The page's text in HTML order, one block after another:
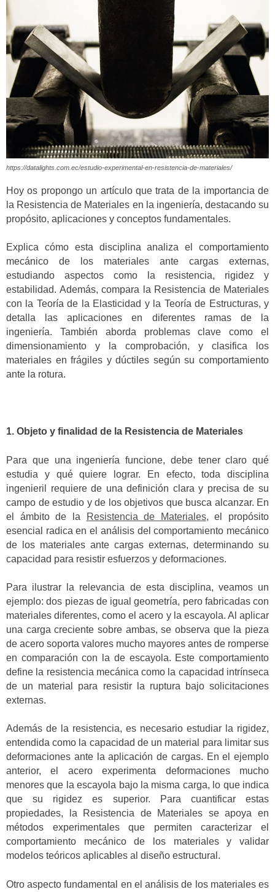
https://datalights.com.ec/estudio-experimental-en-resistencia-de-materiales/
Hoy os propongo un artículo que trata de la importancia de
la Resistencia de Materiales en la ingeniería, destacando su
propósito, aplicaciones y conceptos fundamentales.
Explica cómo esta disciplina analiza el comportamiento
mecánico de los materiales ante cargas externas,
estudiando aspectos como la resistencia, rigidez y
estabilidad. Además, compara la Resistencia de Materiales
con la Teoría de la Elasticidad y la Teoría de Estructuras, y
detalla las aplicaciones en diferentes ramas de la
ingeniería. También aborda problemas clave como el
dimensionamiento y la comprobación, y clasifica los
materiales en frágiles y dúctiles según su comportamiento
ante la rotura.
1. Objeto y finalidad de la Resistencia de Materiales
Para que una ingeniería funcione, debe tener claro qué
estudia y qué quiere lograr. En efecto, toda disciplina
ingenieril requiere de una definición clara y precisa de su
campo de estudio y de los objetivos que busca alcanzar. En
el ámbito de la
Resistencia de Materiales, el propósito
esencial radica en el análisis del comportamiento mecánico
de los materiales ante cargas externas, determinando su
capacidad para resistir esfuerzos y deformaciones.
Para ilustrar la relevancia de esta disciplina, veamos un
ejemplo: dos piezas de igual geometría, pero fabricadas con
materiales diferentes, como el acero y la escayola. Al aplicar
una carga creciente sobre ambas, se observa que la pieza
de acero soporta valores mucho mayores antes de romperse
en comparación con la de escayola. Este comportamiento
define la resistencia mecánica como la capacidad intrínseca
de un material para resistir la ruptura bajo solicitaciones
externas.
Además de la resistencia, es necesario estudiar la rigidez,
entendida como la capacidad de un material para limitar sus
deformaciones ante la aplicación de cargas. En el ejemplo
anterior, el acero experimenta deformaciones mucho
menores que la escayola bajo la misma carga, lo que indica
que su rigidez es superior. Para cuantificar estas
propiedades, la Resistencia de Materiales se apoya en
métodos experimentales que permiten caracterizar el
comportamiento mecánico de los materiales y validar
modelos teóricos aplicables al diseño estructural.
Otro aspecto fundamental en el análisis de los materiales es